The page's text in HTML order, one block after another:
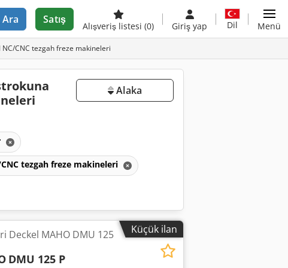
Ara Satış
Alışveriş listesi (0) Giriş yap Dil Menü
CNC tezgah freze makineleri
Alaka
tezgah freze makineleri
Küçük ilan
Deckel MAHO DMU 125
DMU 125 P